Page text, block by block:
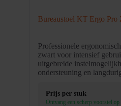
Bureaustoel KT Ergo Pro
Professionele
zwart voor intensief
uitgebreide
ondersteuning en
Prijs per stuk
Ontvang een scherp voorstel op